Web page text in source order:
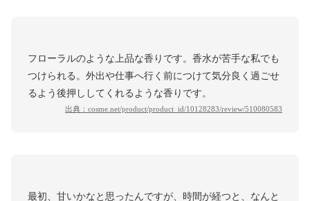
フローラルのような上品な香りです。香水が苦手な私でも
つけられる。外出や仕事へ行く前につけて気分良く過ごせ
るよう後押ししてくれるような香りです。
出典： cosme.net/product/product_id/10128283/review/510080583
最初、甘いかなと思ったんですが、時間が経つと、なんと